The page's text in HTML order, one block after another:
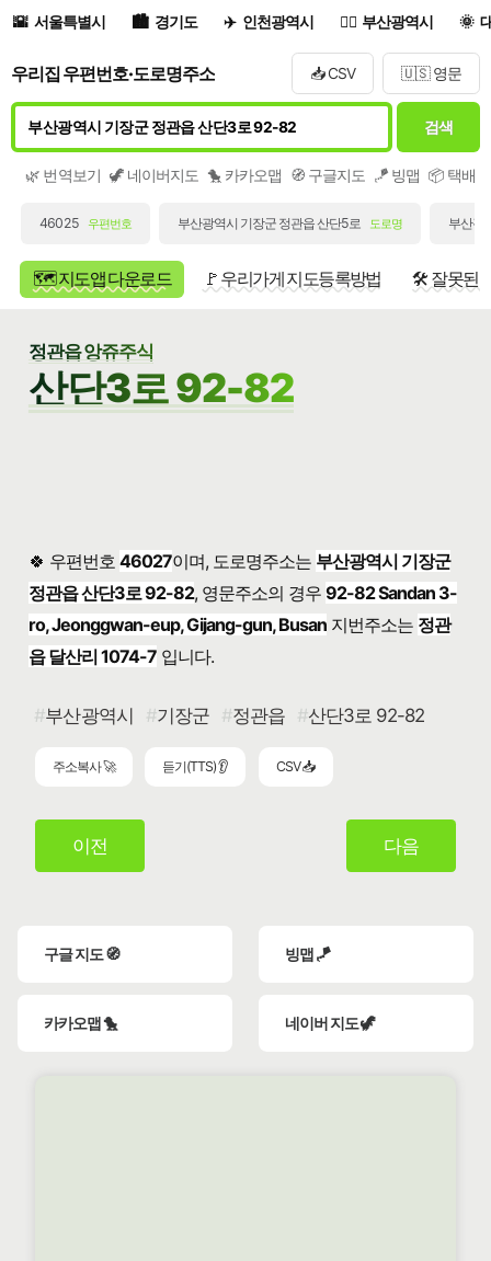
서울특별시 경기도 인천광역시 부산광역시
우리집 우편번호·도로명주소 📥 CSV 🇺🇸 영문
검색
🌿 번역보기 🦖 네이버지도 🐤 카카오맵 🧭 구글지도 🪁 빙맵 📦 택배/
46025 우편번호 부산광역시 기장군 정관읍 산단5로 도로명 부산광
🗺️ 지도앱 다운로드 🚩 우리가게 지도등록방법 🛠️ 잘못된
정관읍 앙쥬주식
산단3로 92-82
🍀 우편번호 46027이며, 도로명주소는 부산광역시 기장군
정관읍 산단3로 92-82, 영문주소의 경우92-82 Sandan 3-
ro, Jeonggwan-eup, Gijang-gun, Busan 지번주소는 정관
읍 달산리 1074-7 입니다.
부산광역시 기장군 정관읍 산단3로 92-82
주소복사 🚀 듣기(TTS) 👂 CSV 📥
이전 다음
구글 지도 🧭 빙맵 🪁
카카오맵 🐤 네이버 지도 🦖